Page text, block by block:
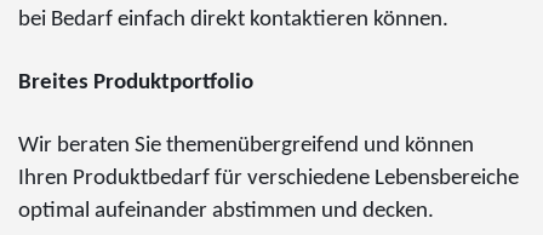
bei Bedarf einfach direkt kontaktieren können.
Breites Produktportfolio
Wir beraten Sie themenübergreifend und können
Ihren Produktbedarf für verschiedene Lebensbereiche
optimal aufeinander abstimmen und decken.